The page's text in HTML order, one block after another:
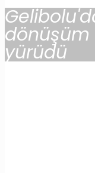
dönüşüm
yürüdü